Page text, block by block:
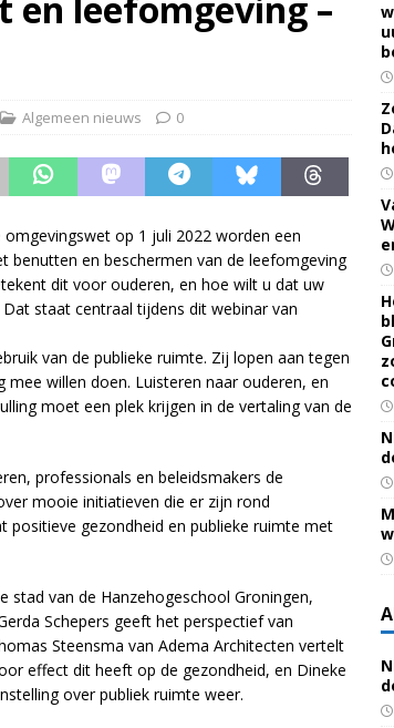
– Mensen met dementie in Groningen
Algemeen nieuws 0
op 1 juli 2022 worden een
benutten en beschermen van de leefomgeving
dit voor ouderen, en hoe wilt u dat uw
staat centraal tijdens dit webinar van
van de publieke ruimte. Zij lopen aan tegen
willen doen. Luisteren naar ouderen, en
moet een plek krijgen in de vertaling van de
professionals en beleidsmakers de
mooie initiatieven die er zijn rond
positieve gezondheid en publieke ruimte met
stad van de Hanzehogeschool Groningen,
Schepers geeft het perspectief van
Steensma van Adema Architecten vertelt
effect dit heeft op de gezondheid, en Dineke
over publiek ruimte weer.